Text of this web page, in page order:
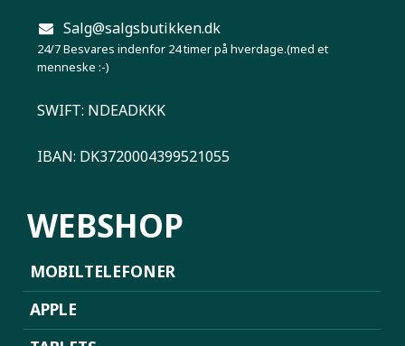
Salg@salgsbutikken.dk
24/7 Besvares indenfor 24 timer på hverdage.(med et
menneske :-)
SWIFT: NDEADKKK
IBAN: DK3720004399521055
WEBSHOP
MOBILTELEFONER
APPLE